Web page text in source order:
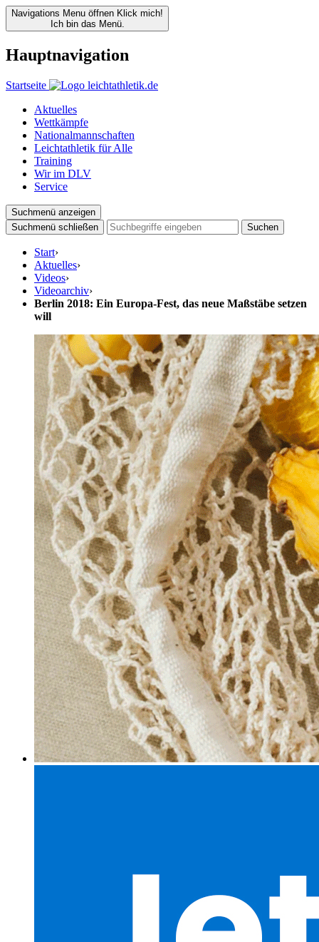
Navigations Menu öffnen Klick mich!
Ich bin das Menü.
Hauptnavigation
Startseite
Aktuelles
Wettkämpfe
Nationalmannschaften
Leichtathletik für Alle
Training
Wir im DLV
Service
Suchmenü anzeigen
Suchmenü schließen
Suchen
Start›
Aktuelles›
Videos›
Videoarchiv›
Berlin 2018: Ein Europa-Fest, das neue Maßstäbe setzen
will